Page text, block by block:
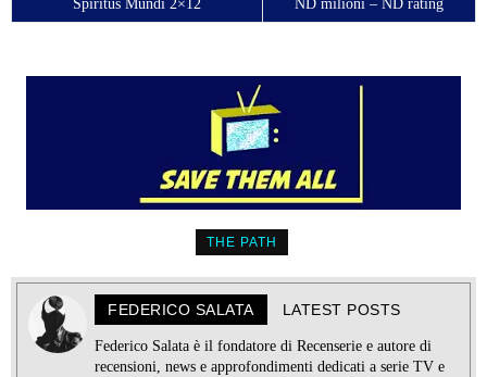
Spiritus Mundi 2×12 ND milioni – ND rating
THE PATH
FEDERICO SALATA LATEST POSTS
Federico Salata è il fondatore di Recenserie e autore di
recensioni, news e approfondimenti dedicati a serie TV e